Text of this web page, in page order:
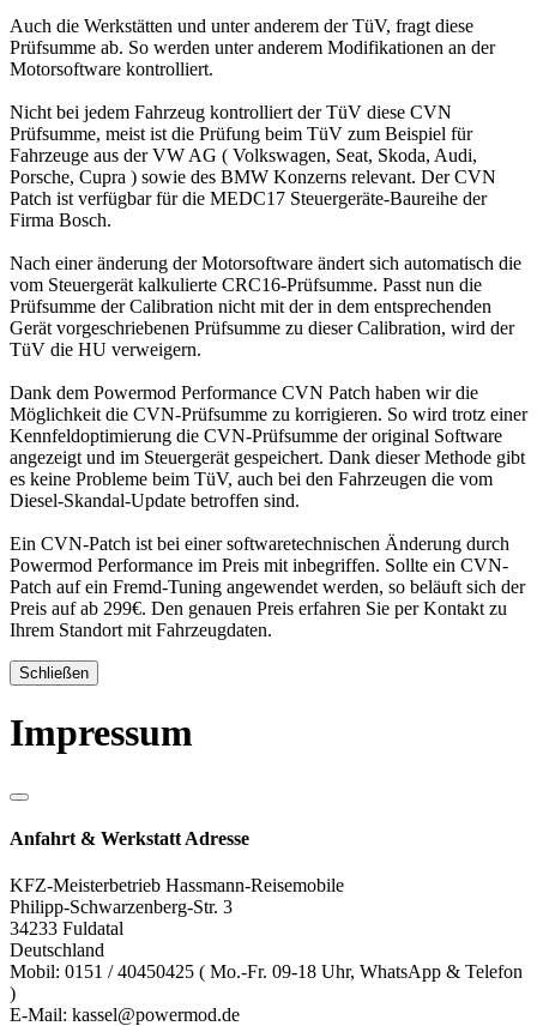
Auch die Werkstätten und unter anderem der TüV, fragt diese
Prüfsumme ab. So werden unter anderem Modifikationen an der
Motorsoftware kontrolliert.
Nicht bei jedem Fahrzeug kontrolliert der TüV diese CVN
Prüfsumme, meist ist die Prüfung beim TüV zum Beispiel für
Fahrzeuge aus der VW AG ( Volkswagen, Seat, Skoda, Audi,
Porsche, Cupra ) sowie des BMW Konzerns relevant. Der CVN
Patch ist verfügbar für die MEDC17 Steuergeräte-Baureihe der
Firma Bosch.
Nach einer änderung der Motorsoftware ändert sich automatisch die
vom Steuergerät kalkulierte CRC16-Prüfsumme. Passt nun die
Prüfsumme der Calibration nicht mit der in dem entsprechenden
Gerät vorgeschriebenen Prüfsumme zu dieser Calibration, wird der
TüV die HU verweigern.
Dank dem Powermod Performance CVN Patch haben wir die
Möglichkeit die CVN-Prüfsumme zu korrigieren. So wird trotz einer
Kennfeldoptimierung die CVN-Prüfsumme der original Software
angezeigt und im Steuergerät gespeichert. Dank dieser Methode gibt
es keine Probleme beim TüV, auch bei den Fahrzeugen die vom
Diesel-Skandal-Update betroffen sind.
Ein CVN-Patch ist bei einer softwaretechnischen Änderung durch
Powermod Performance im Preis mit inbegriffen. Sollte ein CVN-
Patch auf ein Fremd-Tuning angewendet werden, so beläuft sich der
Preis auf ab 299€. Den genauen Preis erfahren Sie per Kontakt zu
Ihrem Standort mit Fahrzeugdaten.
Schließen
Impressum
Anfahrt & Werkstatt Adresse
KFZ-Meisterbetrieb Hassmann-Reisemobile
Philipp-Schwarzenberg-Str. 3
34233 Fuldatal
Deutschland
Mobil: 0151 / 40450425 ( Mo.-Fr. 09-18 Uhr, WhatsApp & Telefon
)
E-Mail: kassel@powermod.de